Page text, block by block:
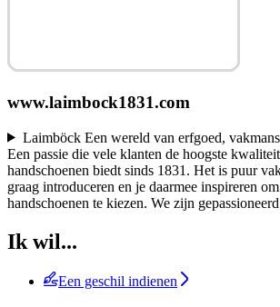
www.laimbock1831.com
Laimböck Een wereld van erfgoed,
Een passie die vele klanten de hoogste
handschoenen biedt sinds 1831. Het is puur
graag introduceren en je daarmee inspireren
handschoenen te kiezen. We zijn
Ik wil...
Een geschil indienen